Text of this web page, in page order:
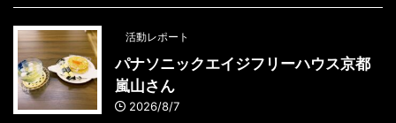
活動レポート
パナソニックエイジフリーハウス京都
嵐山さん
2026/8/7